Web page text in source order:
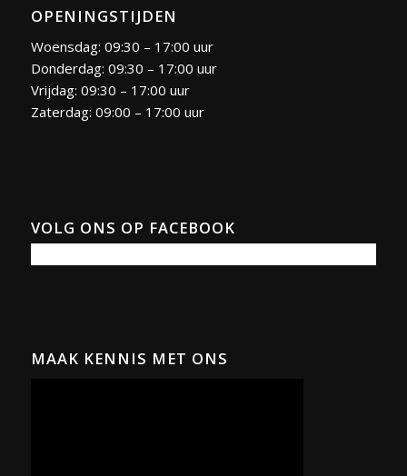
OPENINGSTIJDEN
Woensdag: 09:30 – 17:00 uur
Donderdag: 09:30 – 17:00 uur
Vrijdag: 09:30 – 17:00 uur
Zaterdag: 09:00 – 17:00 uur
VOLG ONS OP FACEBOOK
MAAK KENNIS MET ONS